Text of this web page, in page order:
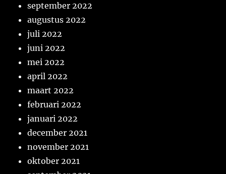
september 2022
augustus 2022
juli 2022
juni 2022
mei 2022
april 2022
maart 2022
februari 2022
januari 2022
december 2021
november 2021
oktober 2021